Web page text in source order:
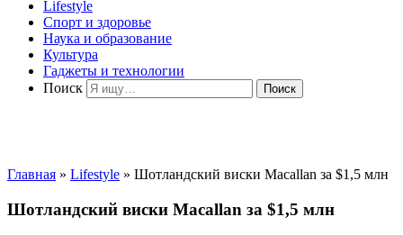
Lifestyle
Спорт и здоровье
Наука и образование
Культура
Гаджеты и технологии
Поиск
Главная » Lifestyle » Шотландский виски Macallan за $1,5 млн
Шотландский виски Macallan за $1,5 млн